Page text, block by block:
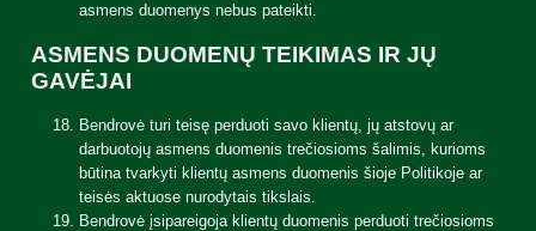
asmens duomenys nebus pateikti.
ASMENS DUOMENŲ TEIKIMAS IR JŲ
GAVĖJAI
Bendrovė turi teisę perduoti savo klientų, jų atstovų ar
darbuotojų asmens duomenis trečiosioms šalimis, kurioms
būtina tvarkyti klientų asmens duomenis šioje Politikoje ar
teisės aktuose nurodytais tikslais.
Bendrovė įsipareigoja klientų duomenis perduoti trečiosioms